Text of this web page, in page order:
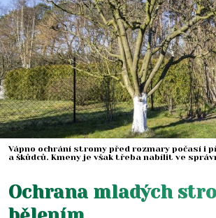
Vápno ochrání stromy před rozmary počasí i
a škůdců. Kmeny je však třeba nabílit ve
Ochrana mladých